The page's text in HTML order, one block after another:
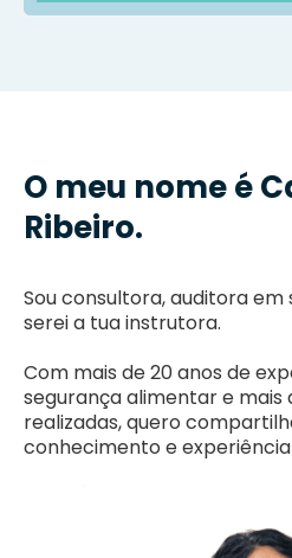
O meu nome é
Ribeiro.
Sou consultora, auditora
serei a tua instrutora.
Com mais de 20 anos de
segurança alimentar e mais
realizadas, quero
conhecimento e